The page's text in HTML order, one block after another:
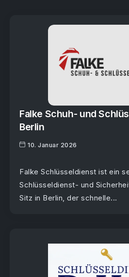
Falke Schuh- und
Berlin
10. Januar 2026
Falke Schlüsseldienst ist ein
Schlüsseldienst- und
Sitz in Berlin, der schnelle...